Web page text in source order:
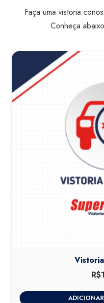
Faça uma vistoria
Conheça
R$